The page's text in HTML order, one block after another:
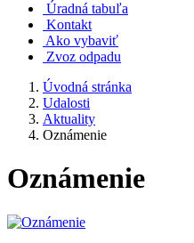
Úradná tabuľa
Kontakt
Ako vybaviť
Zvoz odpadu
Úvodná stránka
Udalosti
Aktuality
Oznámenie
Oznámenie